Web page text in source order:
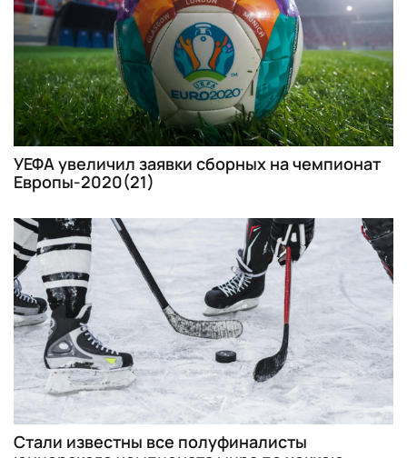
УЕФА увеличил заявки сборных на чемпионат
Европы-2020(21)
Стали известны все полуфиналисты